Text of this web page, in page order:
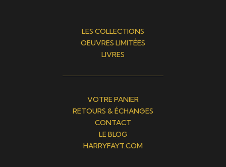
LES COLLECTIONS
OEUVRES LIMITÉES
LIVRES
VOTRE PANIER
RETOURS & ÉCHANGES
CONTACT
LE BLOG
HARRYFAYT.COM